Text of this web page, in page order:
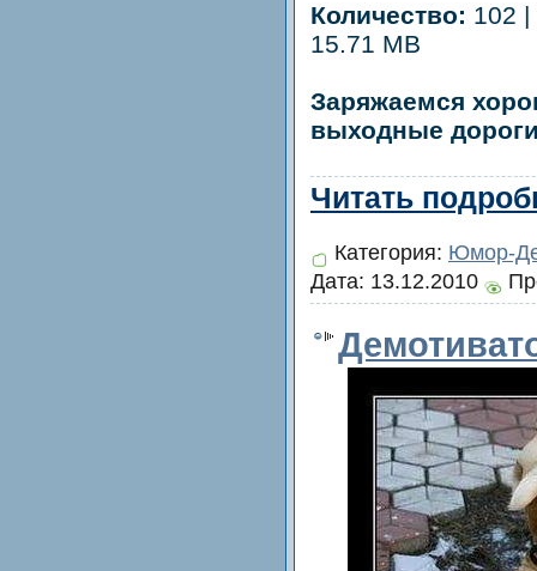
Количество: 102 |
15.71 MB
Заряжаемся
выходные
Читать
Категория: Юмор-
Дата: 13.12.2010